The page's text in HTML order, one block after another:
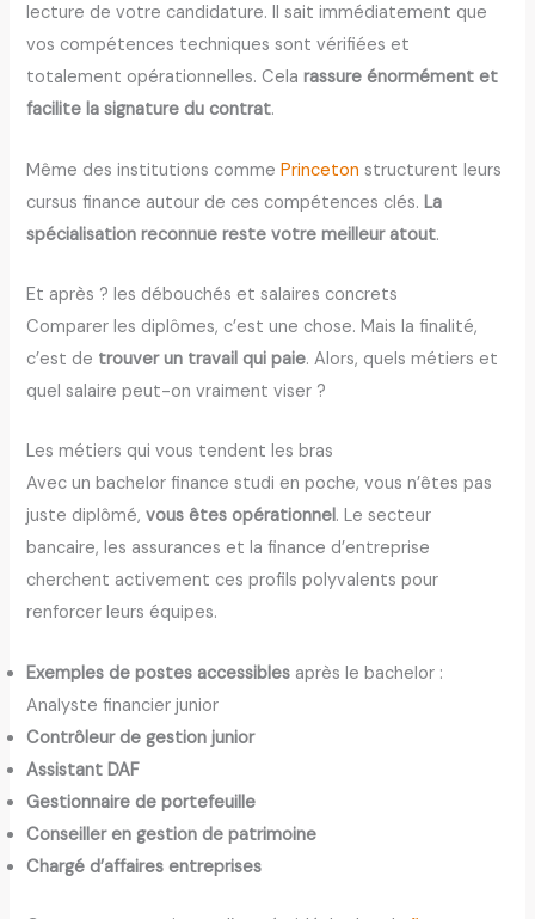
lecture de votre candidature. Il sait immédiatement que
vos compétences techniques sont vérifiées et
totalement opérationnelles. Celarassure énormément et
facilite la signature du contrat.
Même des institutions commePrinceton structurent leurs
cursus finance autour de ces compétences clés. La
spécialisation reconnue reste votre meilleur atout.
Et après ? les débouchés et salaires concrets
Comparer les diplômes, c’est une chose. Mais la finalité,
c’est de trouver un travail qui paie. Alors, quels métiers et
quel salaire peut-on vraiment viser ?
Les métiers qui vous tendent les bras
Avec un bachelor finance studi en poche, vous n’êtes pas
juste diplômé,vous êtes opérationnel. Le secteur
bancaire, les assurances et la finance d’entreprise
cherchent activement ces profils polyvalents pour
renforcer leurs équipes.
Exemples de postes accessibles après le bachelor :
Analyste financier junior
Contrôleur de gestion junior
Assistant DAF
Gestionnaire de portefeuille
Conseiller en gestion de patrimoine
Chargé d’affaires entreprises